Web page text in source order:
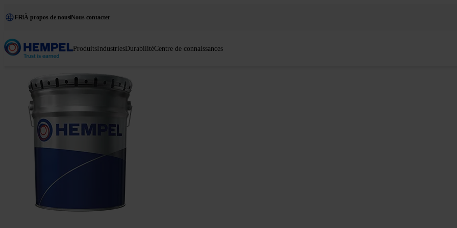
FR À propos de nous Nous contacter
ProduitsIndustriesDurabilitéCentre de connaissances